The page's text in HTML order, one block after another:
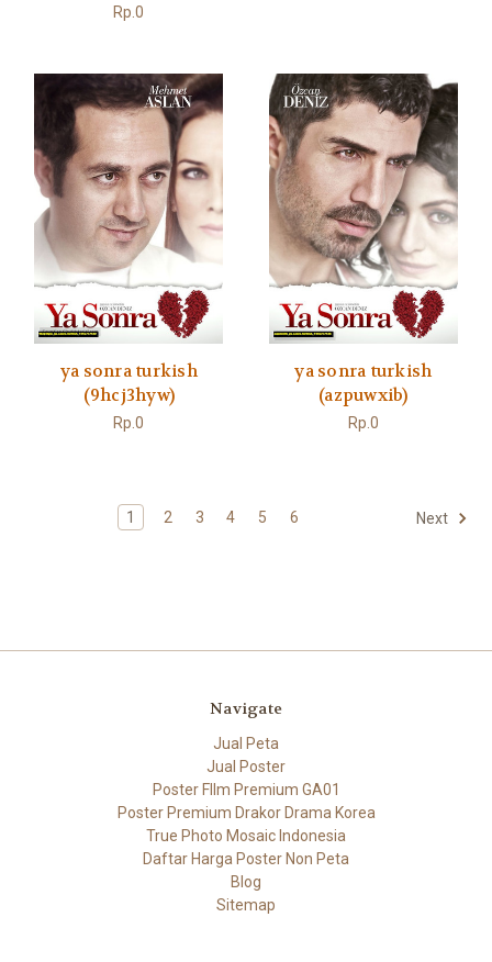
Rp.0
ya sonra turkish
(9hcj3hyw)
Rp.0
ya sonra turkish
(azpuwxib)
Rp.0
1 2 3 4 5 6 Next
Navigate
Jual Peta
Jual Poster
Poster FIlm Premium GA01
Poster Premium Drakor Drama Korea
True Photo Mosaic Indonesia
Daftar Harga Poster Non Peta
Blog
Sitemap